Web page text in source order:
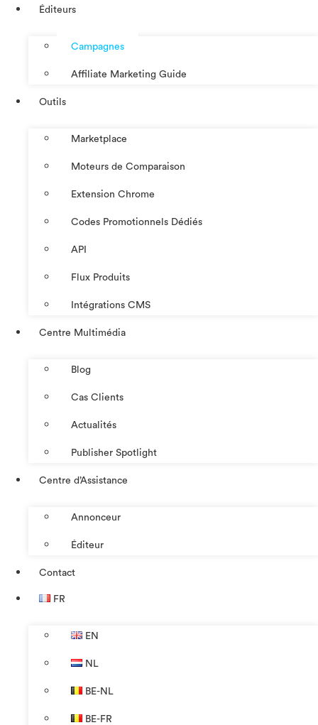
Éditeurs
Campagnes
Affiliate Marketing Guide
Outils
Marketplace
Moteurs de Comparaison
Extension Chrome
Codes Promotionnels Dédiés
API
Flux Produits
Intégrations CMS
Centre Multimédia
Blog
Cas Clients
Actualités
Publisher Spotlight
Centre d’Assistance
Annonceur
Éditeur
Contact
FR
EN
NL
BE-NL
BE-FR